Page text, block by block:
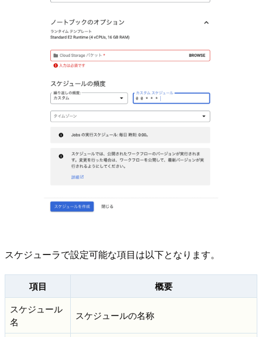
スケジューラで設定可能な項目は以下となります。
項目 概要
スケジュール
名
スケジュールの名称